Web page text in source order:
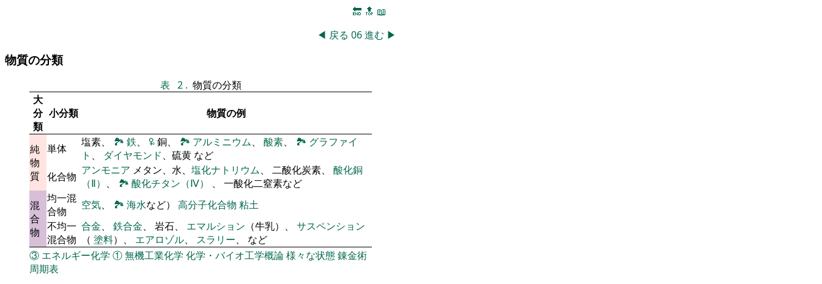
🔚 🔝 📖
◀ 戻る 06進む ▶
物質の分類
表 2 . 物質の分類
大
分
類
小分類 物質の例
純
物
質
単体 塩素、 🏞 鉄、 🜠銅、 🏞 アルミニウム、 酸素、 🏞 グラファイ
ト 、 ダイヤモンド、硫黄 など
化合物 アンモニア メタン、水、 塩化ナトリウム、 二酸化炭素、 酸化銅
（Ⅱ） 、 🏞 酸化チタン（Ⅳ） 、 一酸化二窒素など
混
合
物
均一混
合物
空気、 🏞 海水など） 高分子化合物 粘土
不均一
混合物
合金、 鉄合金、 岩石、 エマルション （牛乳）、 サスペンション
（ 塗料）、 エアロゾル、 スラリー、 など
③ エネルギー化学 ①無機工業化学 化学・バイオ工学概論様々な状態錬金術
周期表